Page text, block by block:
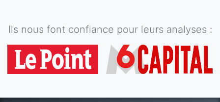
Ils nous font confiance pour leurs analyses :